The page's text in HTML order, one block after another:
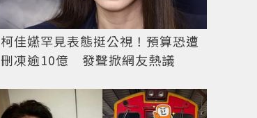
柯佳嬿罕見表態挺公視！預算恐遭
刪凍逾10億 發聲掀網友熱議